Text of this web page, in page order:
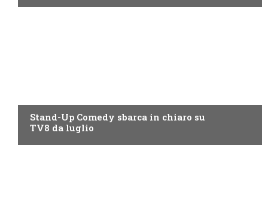
Stand-Up Comedy sbarca in chiaro su
TV8 da luglio